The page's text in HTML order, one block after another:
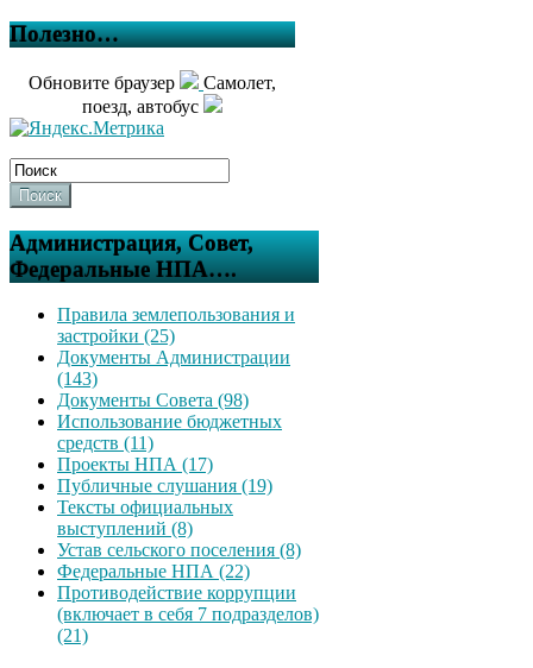
Полезно…
Обновите браузер
Самолет,
поезд, автобус
Поиск
Администрация, Совет,
Федеральные НПА….
Правила землепользования и
застройки (25)
Документы Администрации
(143)
Документы Совета (98)
Использование бюджетных
средств (11)
Проекты НПА (17)
Публичные слушания (19)
Тексты официальных
выступлений (8)
Устав сельского поселения (8)
Федеральные НПА (22)
Противодействие коррупции
(включает в себя 7 подразделов)
(21)